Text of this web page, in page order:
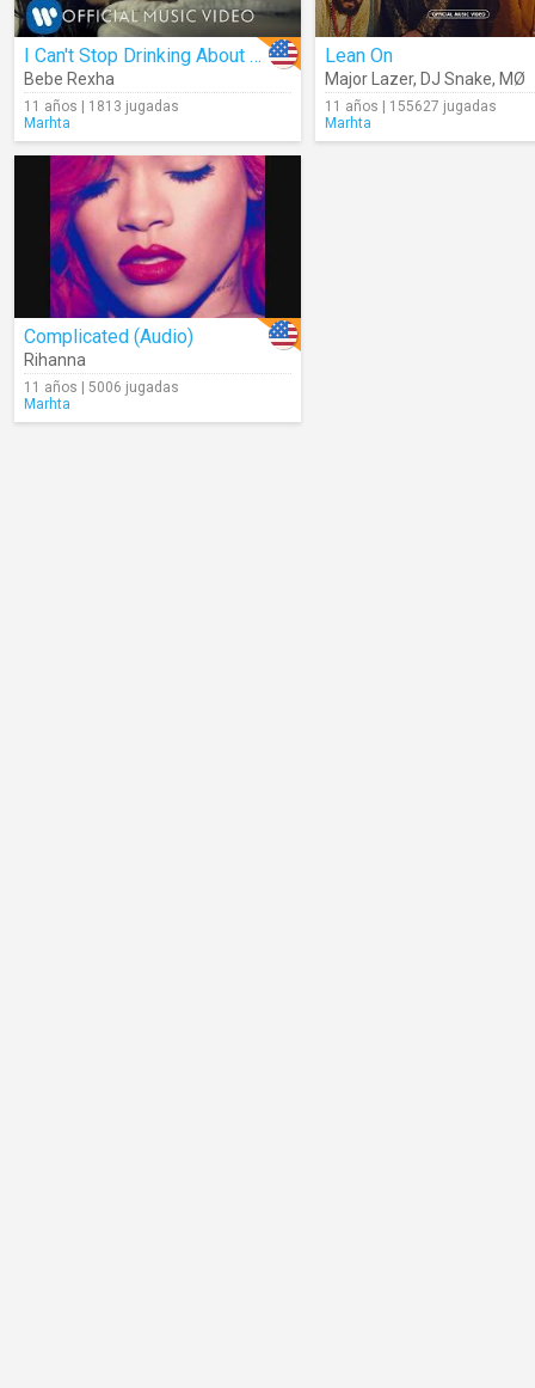
I Can't Stop Drinking About You
Bebe Rexha
11 años | 1813 jugadas
Marhta
Lean On
Major Lazer, DJ Snake, MØ
11 años | 155627 jugadas
Marhta
Complicated (Audio)
Rihanna
11 años | 5006 jugadas
Marhta